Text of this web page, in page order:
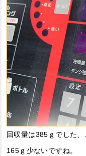
回収量は385ｇでした
165ｇ少ないですね。